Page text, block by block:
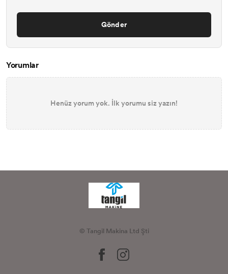
Gönder
Yorumlar
Henüz yorum yok. İlk yorumu siz yazın!
© Tangil Makina Ltd Şti